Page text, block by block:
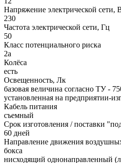
Напряжение электрической сети,
230
Частота электрической сети, Гц
50
Класс потенциального риска
2а
Колёса
есть
Освещенность, Лк
базовая величина согласно ТУ -
установленная на предприятии-
Кабель питания
съемный
Срок изготовления / поставки
60 дней
Направление движения
бокса
нисходящий однонаправленный